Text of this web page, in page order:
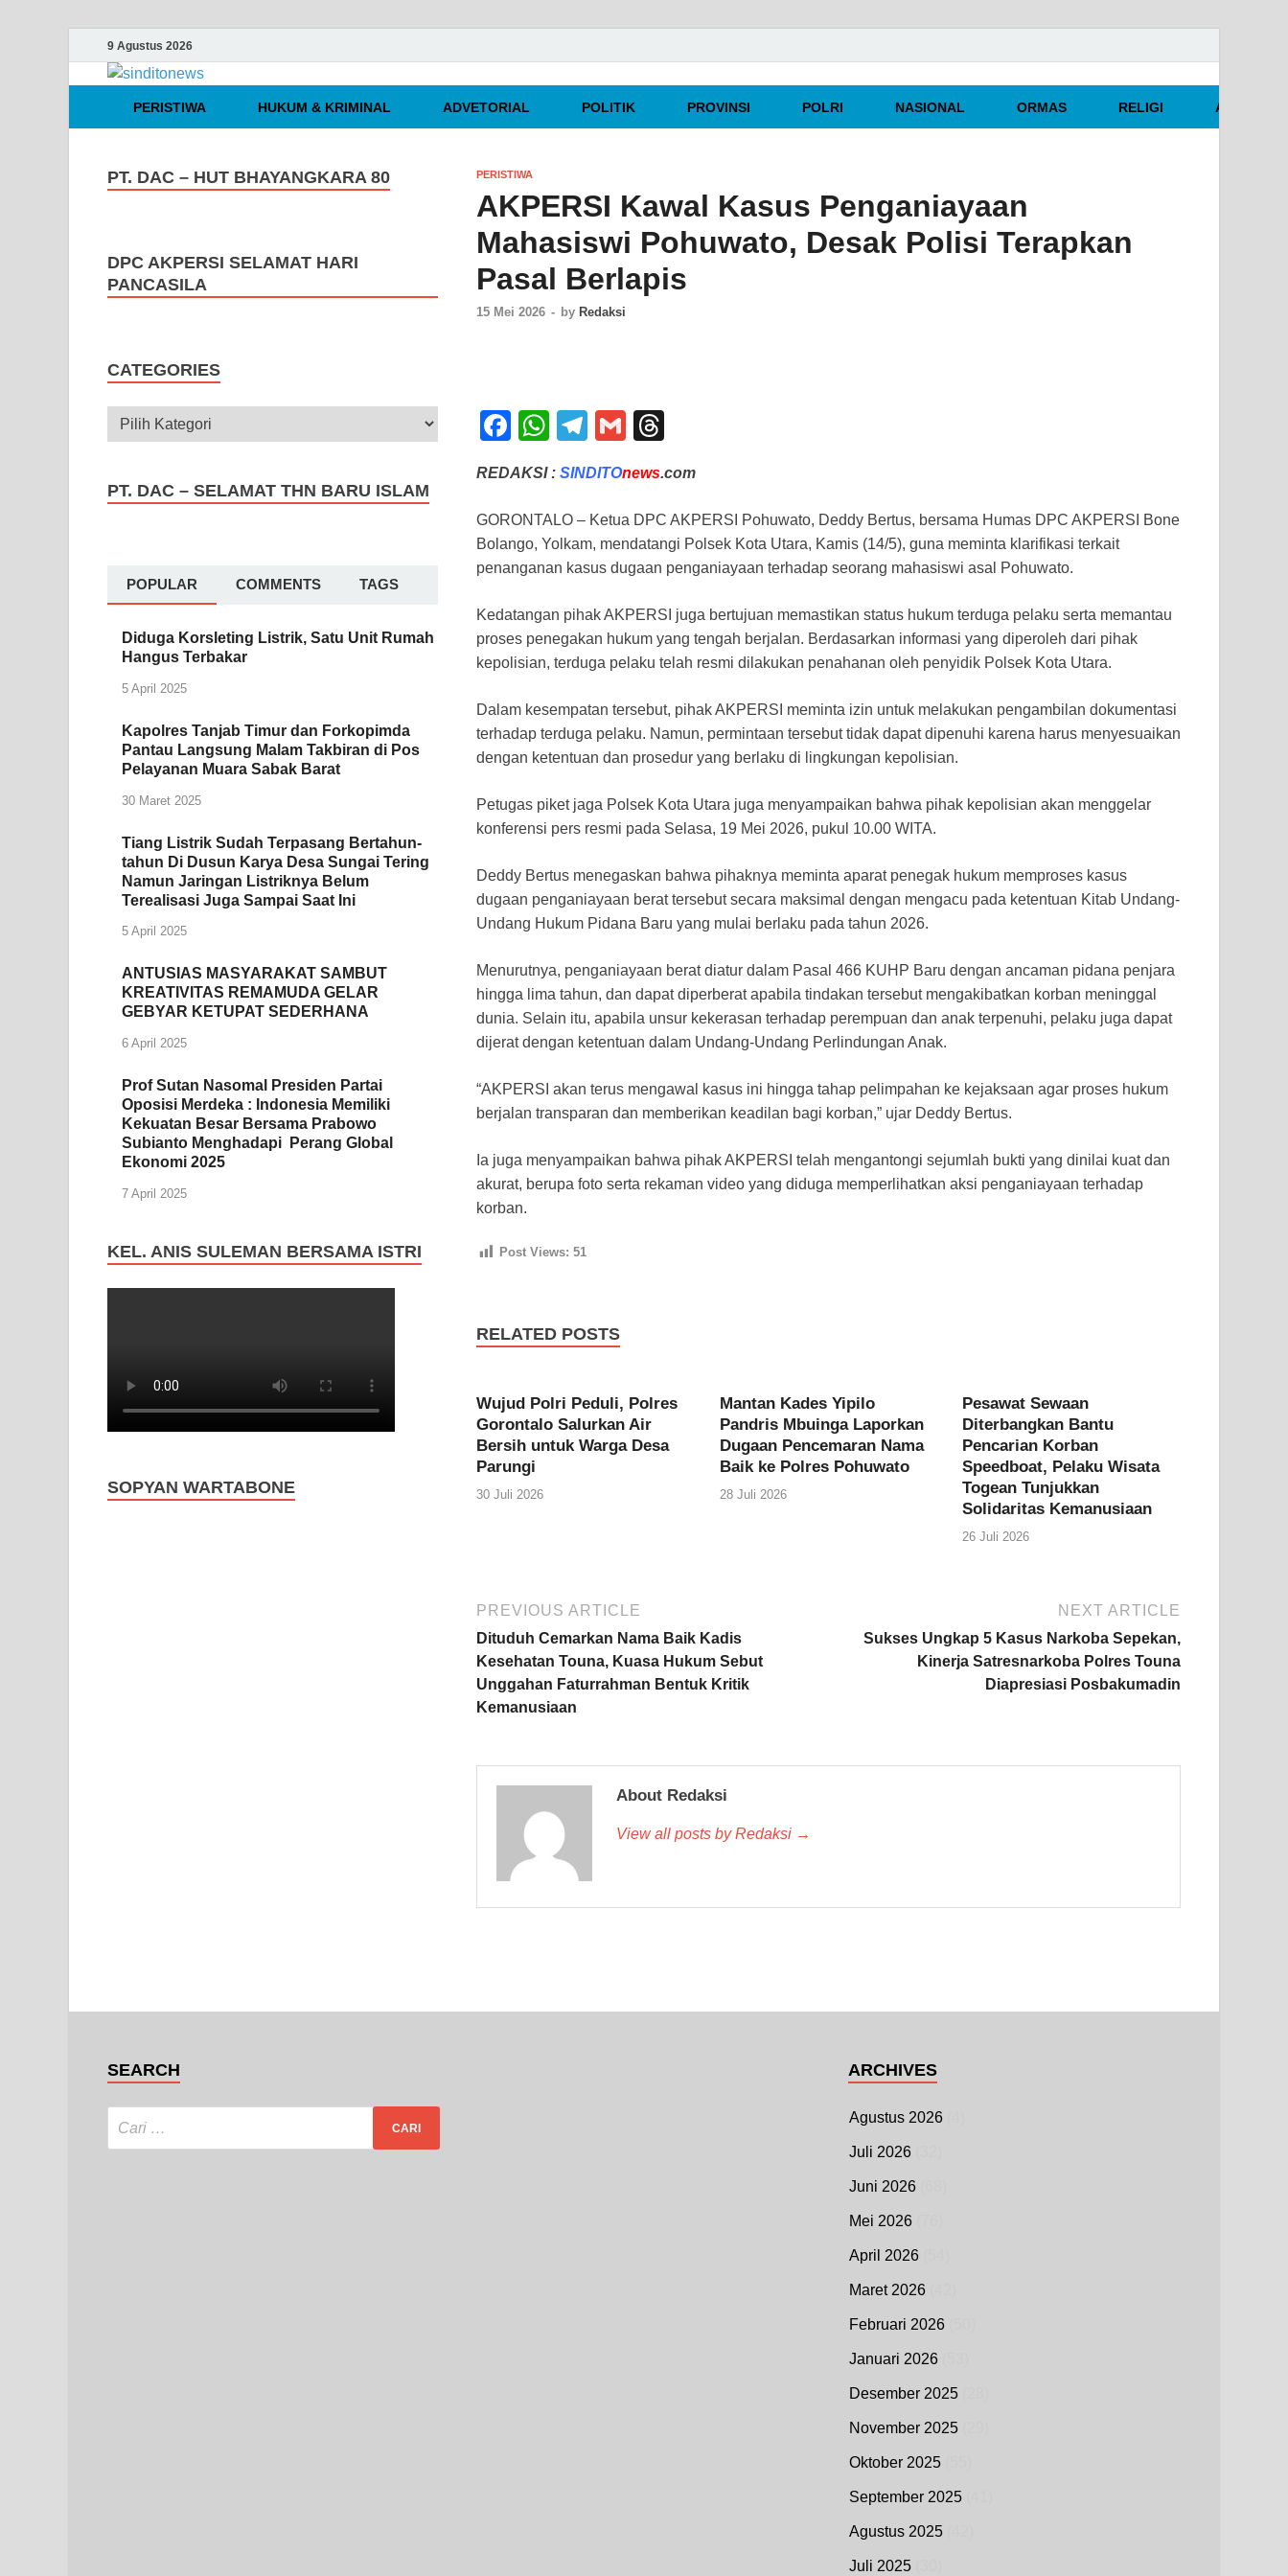
9 Agustus 2026
sinditonews
Media Independen Faktual dan Terpercaya
PERISTIWA
HUKUM & KRIMINAL ADVETORIAL POLITIK PROVINSI POLRI NASIONAL ORMAS RELIGI ARTIKEL
PERISTIWA
AKPERSI Kawal Kasus Penganiayaan
Mahasiswi Pohuwato, Desak Polisi Terapkan
Pasal Berlapis
15 Mei 2026 - by Redaksi
F
c
e
b
o
o
k
W
at
s
A
p
p
T
e
gr
a
m
G
ail e
a
d
s
REDAKSI : SINDITOnews.com
GORONTALO – Ketua DPC AKPERSI Pohuwato, Deddy Bertus, bersama Humas DPC AKPERSI Bone
Bolango, Yolkam, mendatangi Polsek Kota Utara, Kamis (14/5), guna meminta klarifikasi terkait
penanganan kasus dugaan penganiayaan terhadap seorang mahasiswi asal Pohuwato.
Kedatangan pihak AKPERSI juga bertujuan memastikan status hukum terduga pelaku serta memantau
proses penegakan hukum yang tengah berjalan. Berdasarkan informasi yang diperoleh dari pihak
kepolisian, terduga pelaku telah resmi dilakukan penahanan oleh penyidik Polsek Kota Utara.
Dalam kesempatan tersebut, pihak AKPERSI meminta izin untuk melakukan pengambilan dokumentasi
terhadap terduga pelaku. Namun, permintaan tersebut tidak dapat dipenuhi karena harus menyesuaikan
dengan ketentuan dan prosedur yang berlaku di lingkungan kepolisian.
Petugas piket jaga Polsek Kota Utara juga menyampaikan bahwa pihak kepolisian akan menggelar
konferensi pers resmi pada Selasa, 19 Mei 2026, pukul 10.00 WITA.
Deddy Bertus menegaskan bahwa pihaknya meminta aparat penegak hukum memproses kasus
dugaan penganiayaan berat tersebut secara maksimal dengan mengacu pada ketentuan Kitab Undang-
Undang Hukum Pidana Baru yang mulai berlaku pada tahun 2026.
Menurutnya, penganiayaan berat diatur dalam Pasal 466 KUHP Baru dengan ancaman pidana penjara
hingga lima tahun, dan dapat diperberat apabila tindakan tersebut mengakibatkan korban meninggal
dunia. Selain itu, apabila unsur kekerasan terhadap perempuan dan anak terpenuhi, pelaku juga dapat
dijerat dengan ketentuan dalam Undang-Undang Perlindungan Anak.
“AKPERSI akan terus mengawal kasus ini hingga tahap pelimpahan ke kejaksaan agar proses hukum
berjalan transparan dan memberikan keadilan bagi korban,” ujar Deddy Bertus.
Ia juga menyampaikan bahwa pihak AKPERSI telah mengantongi sejumlah bukti yang dinilai kuat dan
akurat, berupa foto serta rekaman video yang diduga memperlihatkan aksi penganiayaan terhadap
korban.
Post Views: 51
RELATED POSTS
Wujud Polri Peduli, Polres
Gorontalo Salurkan Air
Bersih untuk Warga Desa
Parungi
30 Juli 2026
Mantan Kades Yipilo
Pandris Mbuinga Laporkan
Dugaan Pencemaran Nama
Baik ke Polres Pohuwato
28 Juli 2026
Pesawat Sewaan
Diterbangkan Bantu
Pencarian Korban
Speedboat, Pelaku Wisata
Togean Tunjukkan
Solidaritas Kemanusiaan
26 Juli 2026
PREVIOUS ARTICLE
Dituduh Cemarkan Nama Baik Kadis
Kesehatan Touna, Kuasa Hukum Sebut
Unggahan Faturrahman Bentuk Kritik
Kemanusiaan
NEXT ARTICLE
Sukses Ungkap 5 Kasus Narkoba Sepekan,
Kinerja Satresnarkoba Polres Touna
Diapresiasi Posbakumadin
About Redaksi
View all posts by Redaksi →
PT. DAC – HUT BHAYANGKARA 80
DPC AKPERSI SELAMAT HARI
PANCASILA
CATEGORIES
PT. DAC – SELAMAT THN BARU ISLAM
POPULAR COMMENTS TAGS
Diduga Korsleting Listrik, Satu Unit Rumah
Hangus Terbakar
5 April 2025
Kapolres Tanjab Timur dan Forkopimda
Pantau Langsung Malam Takbiran di Pos
Pelayanan Muara Sabak Barat
30 Maret 2025
Tiang Listrik Sudah Terpasang Bertahun-
tahun Di Dusun Karya Desa Sungai Tering
Namun Jaringan Listriknya Belum
Terealisasi Juga Sampai Saat Ini
5 April 2025
ANTUSIAS MASYARAKAT SAMBUT
KREATIVITAS REMAMUDA GELAR
GEBYAR KETUPAT SEDERHANA
6 April 2025
Prof Sutan Nasomal Presiden Partai
Oposisi Merdeka : Indonesia Memiliki
Kekuatan Besar Bersama Prabowo
Subianto Menghadapi Perang Global
Ekonomi 2025
7 April 2025
KEL. ANIS SULEMAN BERSAMA ISTRI
SOPYAN WARTABONE
SEARCH ARCHIVES
Agustus 2026
Juli 2026
Juni 2026
Mei 2026
April 2026
Maret 2026
Februari 2026
Januari 2026
Desember 2025
November 2025
Oktober 2025
September 2025
Agustus 2025
Juli 2025